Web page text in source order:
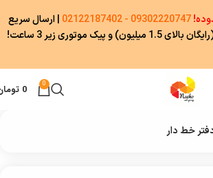
0
0
خط دار
09302220747 - 02122187402
|ارسال سریع
پیک موتوری زیر 3 ساعت!